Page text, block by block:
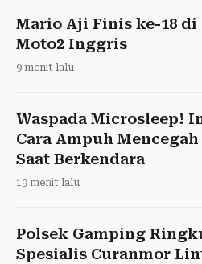
Mario Aji Finis ke-18 di
Moto2 Inggris
9 menit lalu
Waspada Microsleep!
Cara Ampuh
Saat Berkendara
19 menit lalu
Polsek Gamping
Spesialis Curanmor